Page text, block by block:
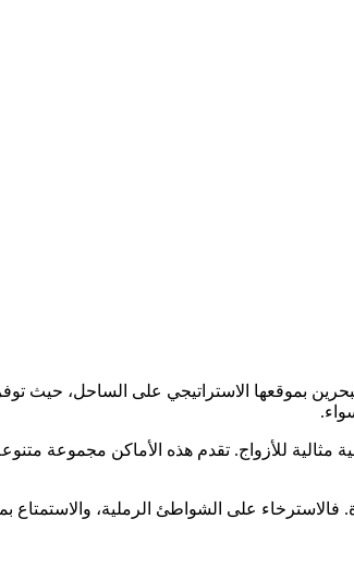
بموقعها الاستراتيجي على الساحل، حيث
للأزواج. تقدم هذه الأماكن مجموعة
على الشواطئ الرملية، والاستمتاع